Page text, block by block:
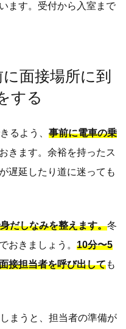
ます。受付から入室まで
面接場所に到
する
るよう、 事前に電車の乗
おきます。余裕を持ったス
遅延したり道に迷っても
だしなみを整えます。冬
おきましょう。 10分〜5
接担当者を呼び出しても
まうと、担当者の準備が